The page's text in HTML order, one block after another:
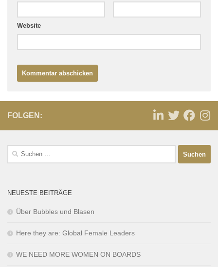
Website
FOLGEN:
NEUESTE BEITRÄGE
Über Bubbles und Blasen
Here they are: Global Female Leaders
WE NEED MORE WOMEN ON BOARDS